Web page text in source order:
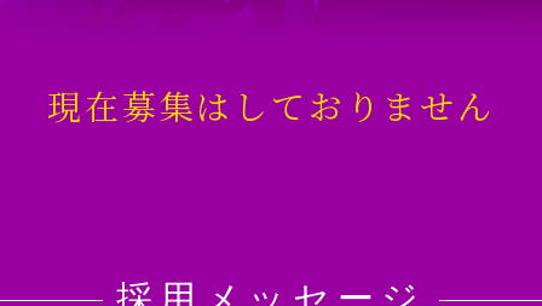
現在募集はしておりません
採用メッセージ